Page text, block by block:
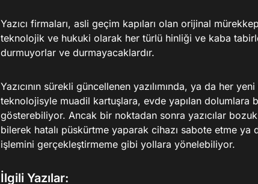
Yazıcı firmaları, asli geçim kapıları olan orijinal
teknolojik ve hukuki olarak her türlü hinliği ve kaba
durmuyorlar ve durmayacaklardır.
Yazıcının sürekli güncellenen yazılımında, ya da her
teknolojisyle muadil kartuşlara, evde yapılan dolumlara
gösterebiliyor. Ancak bir noktadan sonra yazıcılar bozuk
bilerek hatalı püskürtme yaparak cihazı sabote etme ya
işlemini gerçekleştirmeme gibi yollara yönelebiliyor.
İlgili Yazılar: